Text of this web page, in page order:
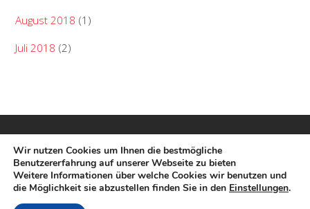
August 2018 (1)
Juli 2018 (2)
©Laienspielgruppe Langenbach2018
Wir nutzen Cookies um Ihnen die bestmögliche
Benutzererfahrung auf unserer Webseite zu bieten
Weitere Informationen über welche Cookies wir benutzen und
die Möglichkeit sie abzustellen finden Sie in den Einstellungen.